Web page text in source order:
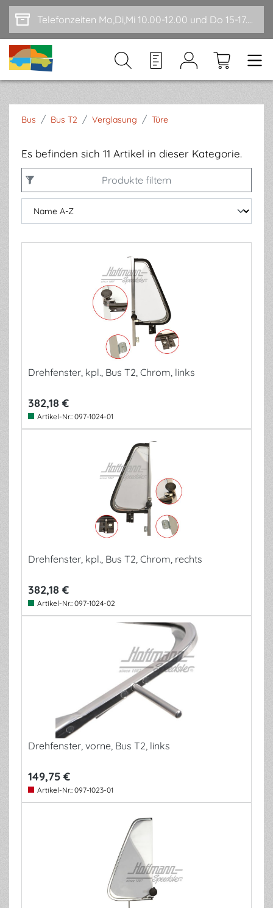
Zum Hauptinhalt springen Telefonzeiten Mo,Di,Mi 10.00-12.00 und Do 15-17.00
Bus / Bus T2 / Verglasung / Türe
Es befinden sich 11 Artikel in dieser Kategorie.
Produkte filtern
Drehfenster, kpl., Bus T2, Chrom, links
382,18 €
Artikel-Nr.: 097-1024-01
Drehfenster, kpl., Bus T2, Chrom, rechts
382,18 €
Artikel-Nr.: 097-1024-02
Drehfenster, vorne, Bus T2, links
149,75 €
Artikel-Nr.: 097-1023-01